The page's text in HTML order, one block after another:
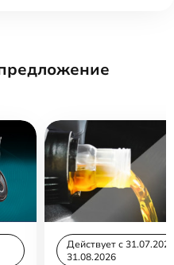
Действует c
31.08.2026